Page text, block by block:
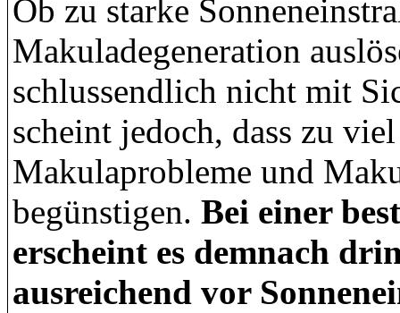
Ob zu starke
Makuladegeneration
schlussendlich nicht mit
scheint jedoch, dass zu
Makulaprobleme und
begünstigen. Bei einer
erscheint es demnach
ausreichend vor